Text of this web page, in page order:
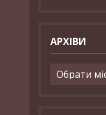
АРХІВИ
Архіви